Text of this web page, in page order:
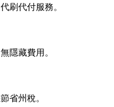
刷代付服務。
隱藏費用。
省州稅。